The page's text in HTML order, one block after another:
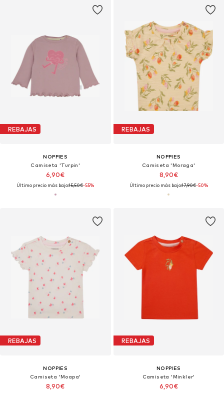
REBAJAS
NOPPIES
Camiseta 'Turpin'
6,90€
Último precio más bajo:15,50€-55%
REBAJAS
NOPPIES
Camiseta 'Moraga'
8,90€
Último precio más bajo:17,90€-50%
REBAJAS
NOPPIES
Camiseta 'Moapa'
8,90€
REBAJAS
NOPPIES
Camiseta 'Minkler'
6,90€